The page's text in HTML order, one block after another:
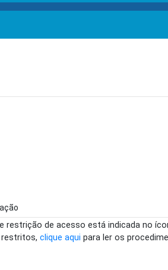
de acesso está indicada no
clique aqui para ler os